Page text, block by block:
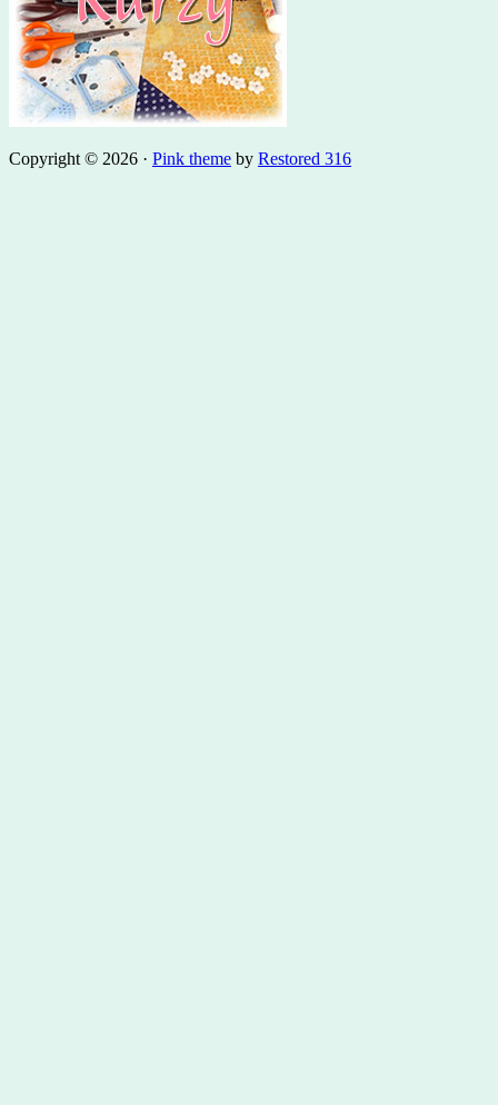
Copyright © 2026 · Pink theme by Restored 316